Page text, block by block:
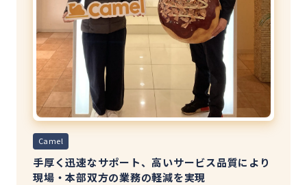
Camel
手厚く迅速なサポート、高いサービス品質により
現場・本部双方の業務の軽減を実現